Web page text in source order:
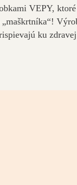
VEPY,
„maškrtníka“!
ku